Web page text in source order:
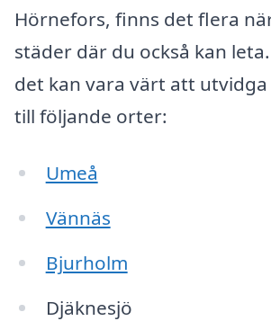
Hörnefors, finns det flera
städer där du också kan
det kan vara värt att
till följande orter:
Umeå
Vännäs
Bjurholm
Djäknesjö